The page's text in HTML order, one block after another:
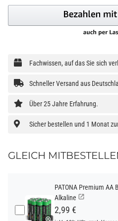
Fachwissen, auf das Sie sich
Schneller Versand aus
Über 25 Jahre Erfahrung.
Sicher bestellen und 1 Monat
GLEICH
PATONA Premium AA
Alkaline
2,99 €